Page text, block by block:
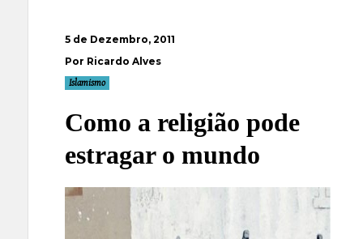
5 de Dezembro, 2011
Por Ricardo Alves
Islamismo
Como a religião pode
estragar o mundo